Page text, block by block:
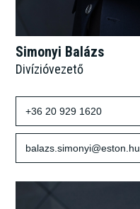
Simonyi Balázs
Divízióvezető
+36 20 929 1620
balazs.simonyi@eston.hu